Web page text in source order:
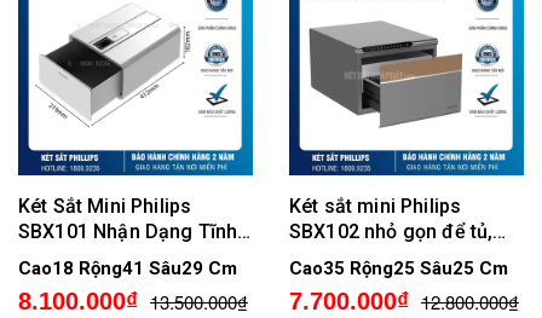
Két Sắt Mini Philips
SBX101 Nhận Dạng Tĩnh
Mạch Ngón Tay
Cao18 Rộng41 Sâu29 Cm
8.100.000₫ 13.500.000₫
Két sắt mini Philips
SBX102 nhỏ gọn để tủ,
khóa vân tay điện tử,
Không cảnh báo qua điện
thoại
Cao35 Rộng25 Sâu25 Cm
7.700.000₫ 12.800.000₫